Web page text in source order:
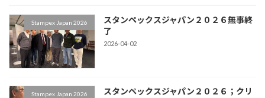
Stampex Japan 2026
スタンペックスジャパン２０２６無事終
了
2026-04-02
Stampex Japan 2026
スタンペックスジャパン２０２６；クリ